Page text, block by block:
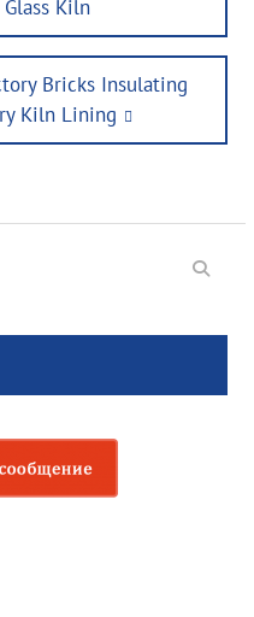
Glass Kiln
Bricks Insulating
Kiln Lining